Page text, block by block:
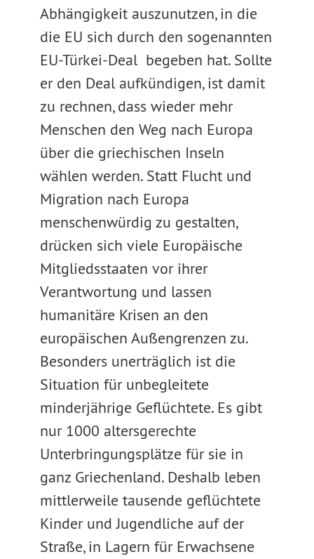
Abhängigkeit auszunutzen, in die
die EU sich durch den sogenannten
EU-Türkei-Deal begeben hat. Sollte
er den Deal aufkündigen, ist damit
zu rechnen, dass wieder mehr
Menschen den Weg nach Europa
über die griechischen Inseln
wählen werden. Statt Flucht und
Migration nach Europa
menschenwürdig zu gestalten,
drücken sich viele Europäische
Mitgliedsstaaten vor ihrer
Verantwortung und lassen
humanitäre Krisen an den
europäischen Außengrenzen zu.
Besonders unerträglich ist die
Situation für unbegleitete
minderjährige Geflüchtete. Es gibt
nur 1000 altersgerechte
Unterbringungsplätze für sie in
ganz Griechenland. Deshalb leben
mittlerweile tausende geflüchtete
Kinder und Jugendliche auf der
Straße, in Lagern für Erwachsene